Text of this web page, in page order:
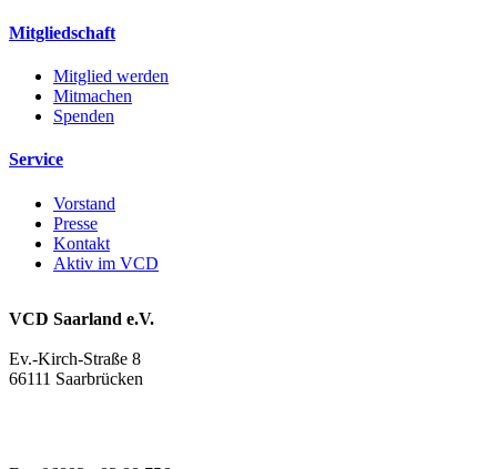
Mitgliedschaft
Mitglied werden
Mitmachen
Spenden
Service
Vorstand
Presse
Kontakt
Aktiv im VCD
VCD Saarland e.V.
Ev.-Kirch-Straße 8
66111 Saarbrücken